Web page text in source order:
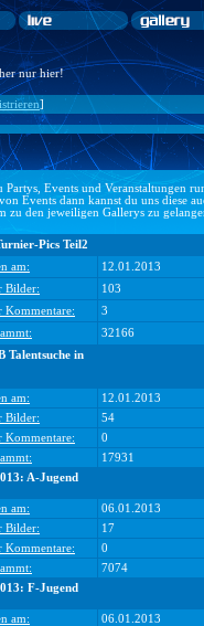
nur hier!
]
Events und Veranstaltungen
Events dann kannst du uns diese
zu den jeweiligen Gallerys zu
Pics Teil2
am:
12.01.2013
Bilder:
103
Kommentare:
3
32166
Talentsuche in
am:
12.01.2013
Bilder:
54
Kommentare:
0
17931
A-Jugend
am:
06.01.2013
Bilder:
17
Kommentare:
0
7074
F-Jugend
am:
06.01.2013